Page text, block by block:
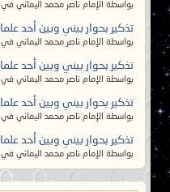
وقال رسول
الدنيا، لا
قال رسول
الضواري،
السُّنة فيهم
بينهم مشرّف،
بواسطة الإمام ناصر محمد اليماني
تذكير بحوار بيني وبين أحد
بواسطة الإمام ناصر محمد اليماني في
تذكير بحوار بيني وبين أحد
بواسطة الإمام ناصر محمد اليماني في
تذكير بحوار بيني وبين أحد
بواسطة الإمام ناصر محمد اليماني
تذكير بحوار بيني وبين أحد
بواسطة الإمام ناصر محمد اليماني